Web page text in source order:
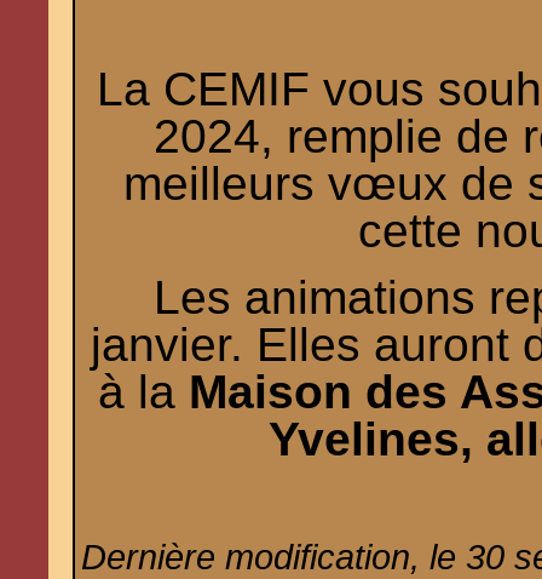
La CEMIF vous
2024, remplie de
meilleurs vœux de
cette
Les animations
janvier. Elles auront
à la Maison des
Yvelines,
Dernière modification, le 30